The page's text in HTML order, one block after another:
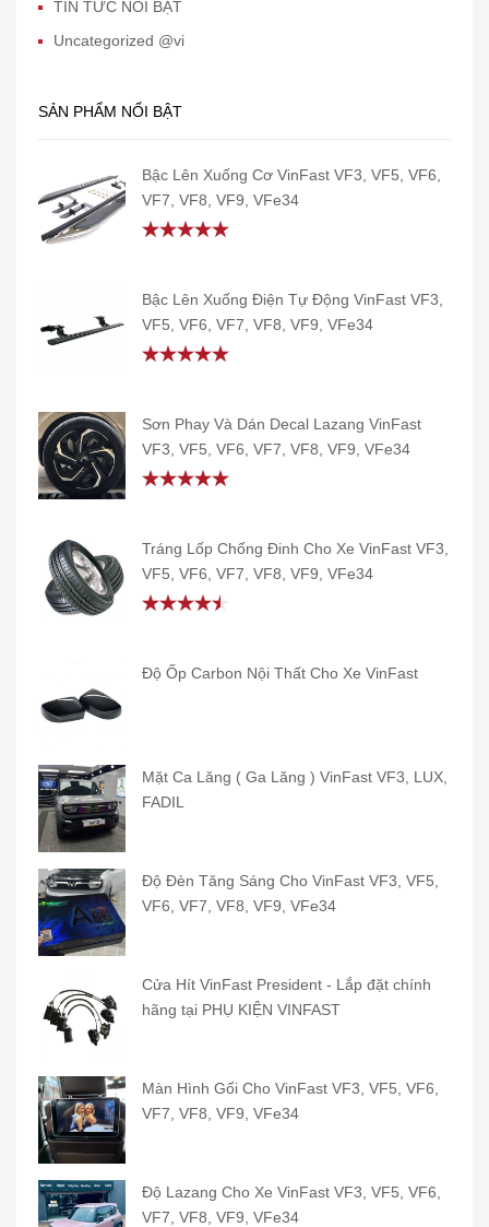
TIN TỨC NỔI BẬT
Uncategorized @vi
SẢN PHẨM NỔI BẬT
Bậc Lên Xuống Cơ VinFast VF3, VF5, VF6,
VF7, VF8, VF9, VFe34
Bậc Lên Xuống Điện Tự Động VinFast VF3,
VF5, VF6, VF7, VF8, VF9, VFe34
Sơn Phay Và Dán Decal Lazang VinFast
VF3, VF5, VF6, VF7, VF8, VF9, VFe34
Tráng Lốp Chống Đinh Cho Xe VinFast VF3,
VF5, VF6, VF7, VF8, VF9, VFe34
of 5
Độ Ốp Carbon Nội Thất Cho Xe VinFast
Mặt Ca Lăng ( Ga Lăng ) VinFast VF3, LUX,
FADIL
Độ Đèn Tăng Sáng Cho VinFast VF3, VF5,
VF6, VF7, VF8, VF9, VFe34
Cửa Hít VinFast President - Lắp đặt chính
hãng tại PHỤ KIỆN VINFAST
Màn Hình Gối Cho VinFast VF3, VF5, VF6,
VF7, VF8, VF9, VFe34
Độ Lazang Cho Xe VinFast VF3, VF5, VF6,
VF7, VF8, VF9, VFe34